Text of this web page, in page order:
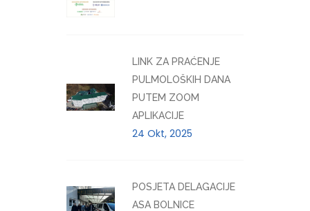
LINK ZA PRAĆENJE
PULMOLOŠKIH DANA
PUTEM ZOOM
APLIKACIJE
24 Okt, 2025
POSJETA DELAGACIJE
ASA BOLNICE